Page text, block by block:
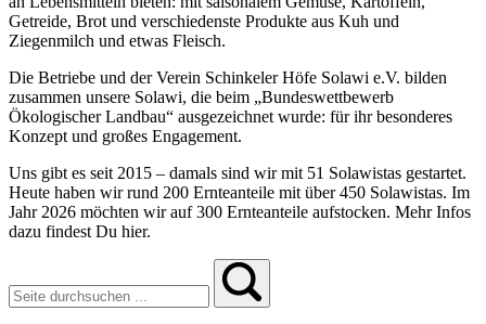
Getreide, Brot und verschiedenste Produkte aus Kuh und
Ziegenmilch und etwas Fleisch.
Die Betriebe und der Verein Schinkeler Höfe Solawi e.V. bilden
zusammen unsere Solawi, die beim „Bundeswettbewerb
Ökologischer Landbau“ ausgezeichnet wurde: für ihr besonderes
Konzept und großes Engagement.
Uns gibt es seit 2015 – damals sind wir mit 51 Solawistas gestartet.
Heute haben wir rund 200 Ernteanteile mit über 450 Solawistas. Im
Jahr 2026 möchten wir auf 300 Ernteanteile aufstocken. Mehr Infos
dazu findest Du hier.